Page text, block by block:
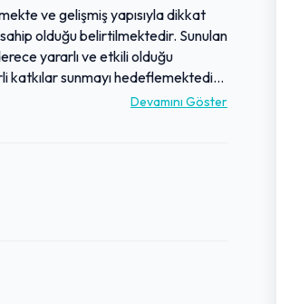
ve gelişmiş yapısıyla dikkat
olduğu belirtilmektedir. Sunulan
yararlı ve etkili olduğu
katkılar sunmayı hedeflemektedir.
eğitim hayatının vazgeçilmez bir
Devamını Göster